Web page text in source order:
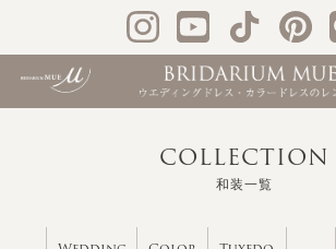
COLLECTION
和装一覧